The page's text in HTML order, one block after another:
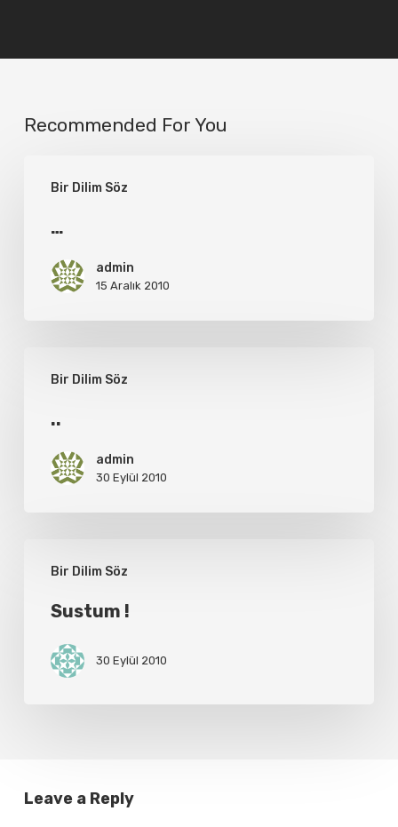
Recommended For You
Bir Dilim Söz
…
admin
15 Aralık 2010
Bir Dilim Söz
..
admin
30 Eylül 2010
Bir Dilim Söz
Sustum !
30 Eylül 2010
Leave a Reply